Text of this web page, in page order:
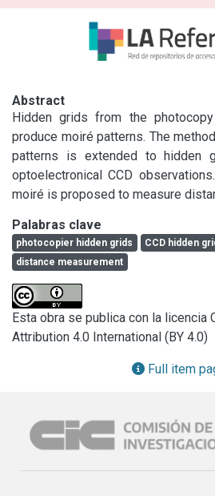
Abstract
Hidden grids from the
produce moiré patterns. The
patterns is extended to hidden
optoelectronical CCD
moiré is proposed to measure
Palabras clave
photocopier hidden grids CCD hidden
distance measurement
Esta obra se publica con la licencia
Attribution 4.0 International (BY 4.0)
Full item